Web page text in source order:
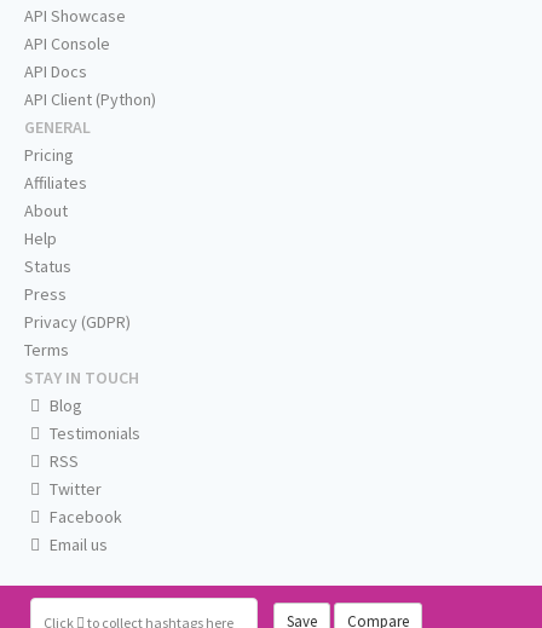
Click to collect hashtags here Save Compare
API Showcase
API Console
API Docs
API Client (Python)
GENERAL
Pricing
Affiliates
About
Help
Status
Press
Privacy (GDPR)
Terms
STAY IN TOUCH
Blog
Testimonials
RSS
Twitter
Facebook
Email us